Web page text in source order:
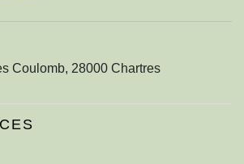
Coulomb, 28000 Chartres